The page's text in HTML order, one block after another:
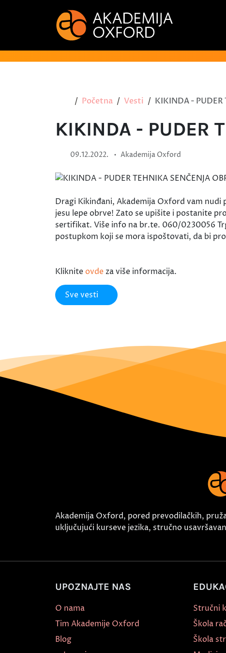
Početna Vesti KIKINDA - PUDER
KIKINDA - PUDER
09.12.2022. • Akademija Oxford
Dragi Kikinđani, Akademija Oxford vam nudi
jesu lepe obrve! Zato se upišite i postanite
sertifikat. Više info na br.te. 060/0230056
postupkom koji se mora ispoštovati, da bi
Kliknite ovde za više informacija.
Sve vesti
Akademija Oxford, pored prevodilačkih,
uključujući kurseve jezika, stručno
UPOZNAJTE NAS
O nama
Tim Akademije Oxford
Blog
Stručni
Škola
Škola